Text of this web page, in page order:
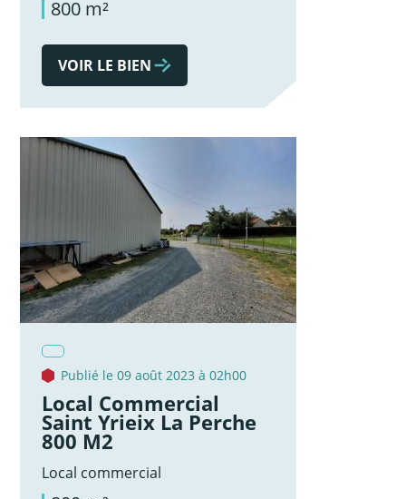
800 m²
VOIR LE BIEN
Publié le 09 août 2023 à 02h00
Local Commercial
Saint Yrieix La Perche
800 M2
Local commercial